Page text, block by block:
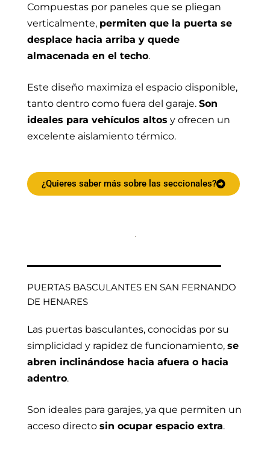
Compuestas por paneles que se pliegan
verticalmente, permiten que la puerta se
desplace hacia arriba y quede
almacenada en el techo.
Este diseño maximiza el espacio disponible,
tanto dentro como fuera del garaje. Son
ideales para vehículos altos y ofrecen un
excelente aislamiento térmico.
¿Quieres saber más sobre las seccionales?
PUERTAS BASCULANTES EN SAN FERNANDO
DE HENARES
Las puertas basculantes, conocidas por su
simplicidad y rapidez de funcionamiento, se
abren inclinándose hacia afuera o hacia
adentro.
Son ideales para garajes, ya que permiten un
acceso directo sin ocupar espacio extra.